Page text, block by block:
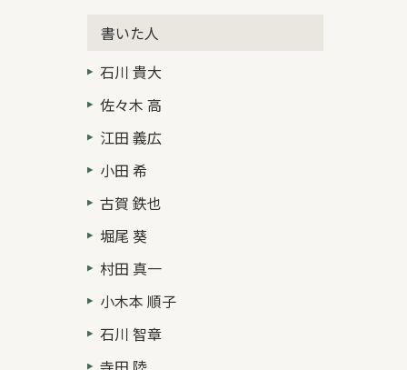
書いた人
石川 貴大
佐々木 高
江田 義広
小田 希
古賀 鉄也
堀尾 葵
村田 真一
小木本 順子
石川 智章